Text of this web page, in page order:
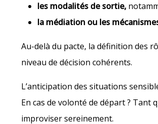
les modalités de sortie,
la médiation ou les
Au-delà du pacte, la définition des
niveau de décision cohérents.
L’anticipation des situations
En cas de volonté de départ ?
improviser sereinement.